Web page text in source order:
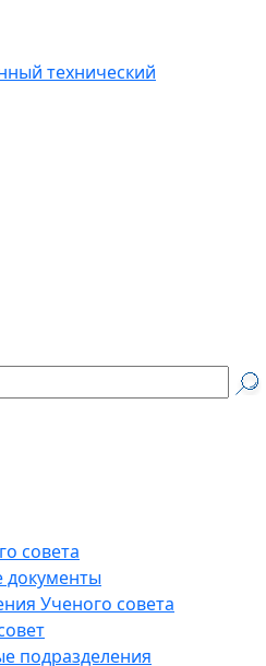
технический
совета
Ученого совета
подразделения